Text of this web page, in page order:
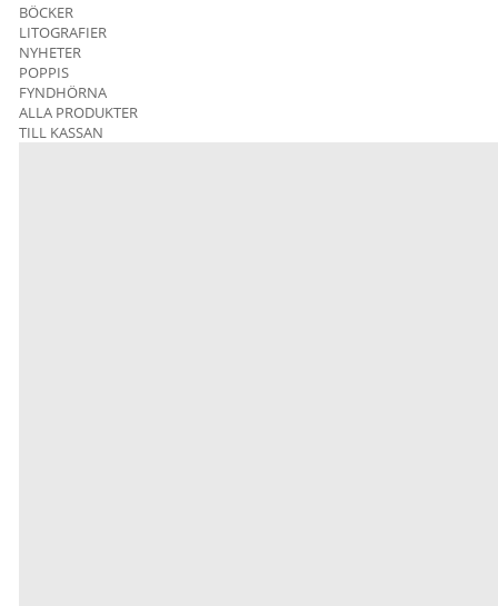
BÖCKER
LITOGRAFIER
NYHETER
POPPIS
FYNDHÖRNA
ALLA PRODUKTER
TILL KASSAN